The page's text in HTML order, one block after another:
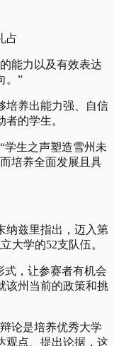
占
能力以及有效表达
。”
培养出能力强、自信
的学生。
学生之声塑造雪州未
培养全面发展且具
纳兹里指出，迈入第
大学的52支队伍。
式，让参赛者有机会
该州当前的政策和挑
论是培养优秀大学
观点、提出论据，这